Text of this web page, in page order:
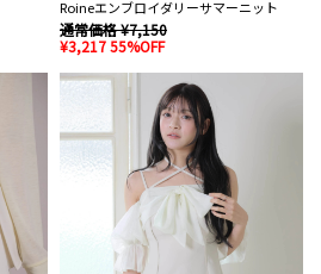
Roineエンブロイダリーサマーニット
通常価格 ¥7,150
¥3,217 55%OFF